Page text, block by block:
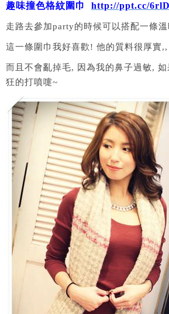
趣味撞色格紋圍巾 http://ppt.cc/6rlD
走路去參加party的時候可以搭配一條
這一條圍巾我好喜歡! 他的質料很厚實
而且不會亂掉毛, 因為我的鼻子過敏,
狂的打噴嚏~